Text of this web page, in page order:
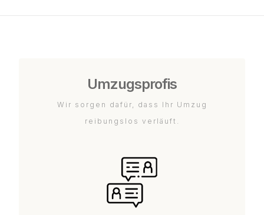
Umzugsprofis
Wir sorgen dafür, dass Ihr Umzug
reibungslos verläuft.